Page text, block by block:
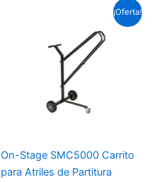
¡Oferta!
On-Stage SMC5000 Carrito
para Atriles de Partitura
original
era:
Soles
S/.327.8.
El